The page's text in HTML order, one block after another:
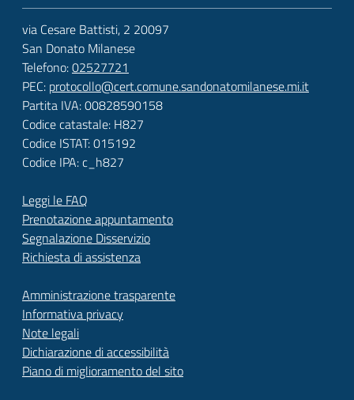
via Cesare Battisti, 2 20097
San Donato Milanese
Telefono:02527721
PEC: protocollo@cert.comune.sandonatomilanese.mi.it
Partita IVA: 00828590158
Codice catastale: H827
Codice ISTAT: 015192
Codice IPA: c_h827
Leggi le FAQ
Prenotazione appuntamento
Segnalazione Disservizio
Richiesta di assistenza
Amministrazione trasparente
Informativa privacy
Note legali
Dichiarazione di accessibilità
Piano di miglioramento del sito